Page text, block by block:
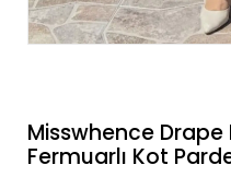
Misswhence Drape
Fermuarlı Kot